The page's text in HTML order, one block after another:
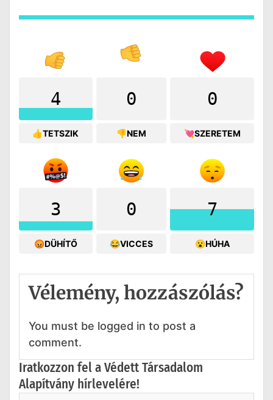
4
👍TETSZIK
0
👎NEM
0
💘SZERETEM
3
😡DÜHÍTŐ
0
😂VICCES
7
😮HÚHA
Vélemény, hozzászólás?
You must be logged in to post a
comment.
Iratkozzon fel a Védett Társadalom
Alapítvány hírlevelére!